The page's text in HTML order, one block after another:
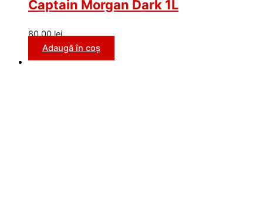
Captain Morgan Dark 1L
80,00lei
Adaugă în coș